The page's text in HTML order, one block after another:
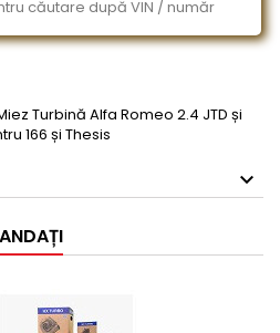
căutare după VIN / număr
Turbină Alfa Romeo 2.4 JTD și
166 și Thesis